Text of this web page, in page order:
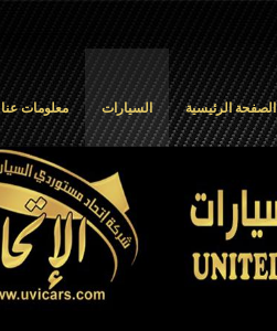
معلومات عنا السيارات الصفحة الرئيسية